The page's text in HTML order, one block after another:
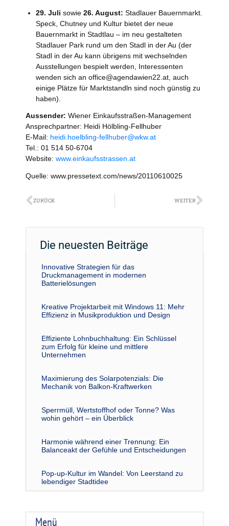
29. Juli sowie 26. August: Stadlauer Bauernmarkt.
Speck, Chutney und Kultur bietet der neue
Bauernmarkt in Stadtlau – im neu gestalteten
Stadlauer Park rund um den Stadl in der Au (der
Stadl in der Au kann übrigens mit wechselnden
Ausstellungen bespielt werden, Interessenten
wenden sich an office@agendawien22.at, auch
einige Plätze für Marktstandln sind noch günstig zu
haben).
Aussender: Wiener Einkaufsstraßen-Management
Ansprechpartner: Heidi Hölbling-Fellhuber
E-Mail: heidi.hoelbling-fellhuber@wkw.at
Tel.: 01 514 50-6704
Website: www.einkaufsstrassen.at
Quelle: www.pressetext.com/news/20110610025
Zurück
ZURÜCK WEITER
Die neuesten Beiträge
Innovative Strategien für das
Druckmanagement in modernen
Batterielösungen
Kreative Projektarbeit mit Windows 11: Mehr
Effizienz in Musikproduktion und Design
Effiziente Lohnbuchhaltung: Ein Schlüssel
zum Erfolg für kleine und mittlere
Unternehmen
Maximierung des Solarpotenzials: Die
Mechanik von Balkon-Kraftwerken
Sperrmüll, Wertstoffhof oder Tonne? Was
wohin gehört – ein Überblick
Harmonie während einer Trennung: Ein
Balanceakt der Gefühle und Entscheidungen
Pop-up-Kultur im Wandel: Von Leerstand zu
lebendiger Stadtidee
Menü